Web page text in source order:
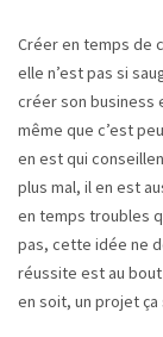
Créer en temps de
elle n’est pas si
créer son business
même que c’est
en est qui
plus mal, il en est
en temps troubles
pas, cette idée ne
réussite est au bout
en soit, un projet